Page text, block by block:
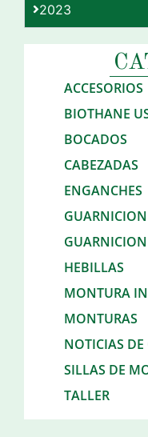
2023
ACCESORIOS
BIOTHANE
BOCADOS
CABEZADAS
ENGANCHES
HEBILLAS
MONTURA
MONTURAS
NOTICIAS
SILLAS DE
TALLER